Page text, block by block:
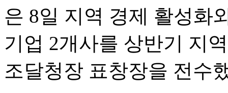
은 8일 지역 경제 활성화
기업 2개사를 상반기 지
조달청장 표창장을 전수